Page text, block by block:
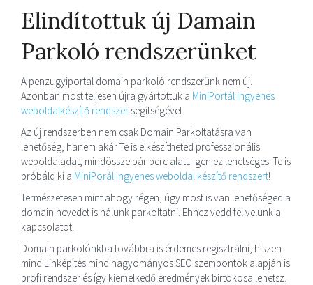
Elindítottuk új Damain
Parkoló rendszerünket
A penzugyiportal domain parkoló rendszerünk nem új.
Azonban most teljesen újra gyártottuk a MiniPortál ingyenes
weboldalkészítő rendszer segítségével.
Az új rendszerben nem csak Domain Parkoltatásra van
lehetőség, hanem akár Te is elkészítheted professzionális
weboldaladat, mindössze pár perc alatt. Igen ez lehetséges! Te is
próbáld ki a MiniPorál ingyenes weboldal készítő rendszert!
Természetesen mint ahogy régen, úgy most is van lehetőséged a
domain nevedet is nálunk parkoltatni. Ehhez vedd fel velünk a
kapcsolatot.
Domain parkolónkba továbbra is érdemes regisztrálni, hiszen
mind Linképítés mind hagyományos SEO szempontok alapján is
profi rendszer és így kiemelkedő eredmények birtokosa lehetsz.